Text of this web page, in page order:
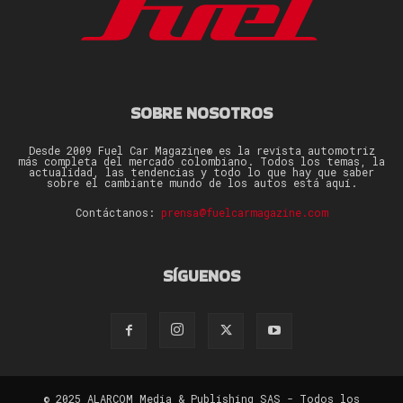
SOBRE NOSOTROS
Desde 2009 Fuel Car Magazine® es la revista automotriz
más completa del mercado colombiano. Todos los temas, la
actualidad, las tendencias y todo lo que hay que saber
sobre el cambiante mundo de los autos está aquí.
Contáctanos: prensa@fuelcarmagazine.com
SÍGUENOS
© 2025 ALARCOM Media & Publishing SAS - Todos los